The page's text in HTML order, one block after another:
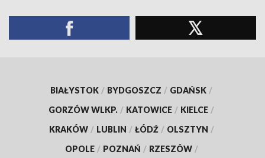
BIAŁYSTOK / BYDGOSZCZ / GDAŃSK /
GORZÓW WLKP. / KATOWICE / KIELCE /
KRAKÓW / LUBLIN / ŁÓDŹ / OLSZTYN /
OPOLE / POZNAŃ / RZESZÓW /